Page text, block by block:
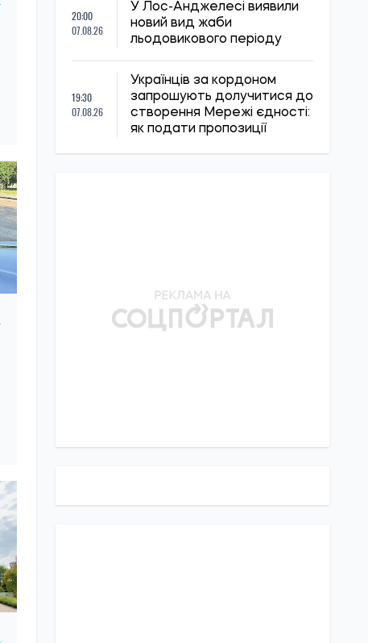
20:00
07.08.26
У Лос-Анджелесі виявили
новий вид жаби
льодовикового періоду
19:30
07.08.26
Українців за кордоном
запрошують долучитися до
створення Мережі єдності:
як подати пропозиції